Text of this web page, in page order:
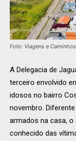
Foto: Viagens e Caminhos
A Delegacia de
terceiro envolvido
idosos no bairro
novembro.
armados na casa, o
conhecido das